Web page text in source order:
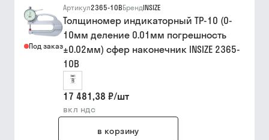
Под заказ
Артикул2365-10BБрендINSIZE
Толщиномер индикаторный ТР-10 (0-
10мм деление 0.01мм погрешность
±0.02мм) сфер наконечник INSIZE 2365-
10B
17 481,38 ₽/шт
вкл ндс
в корзину